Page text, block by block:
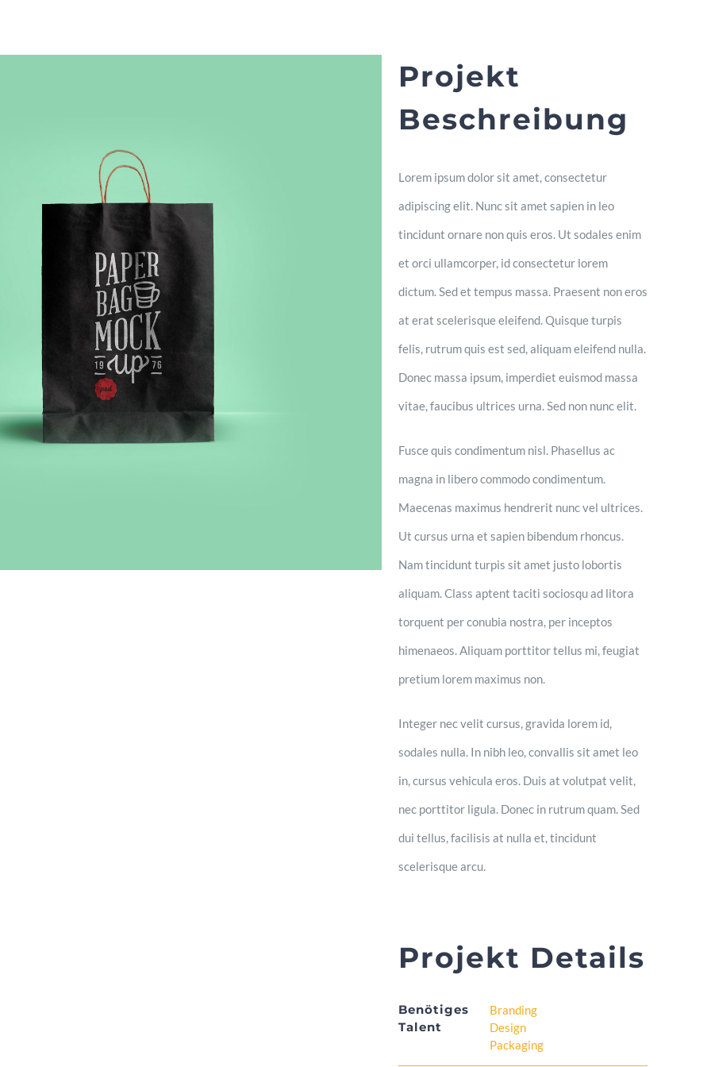
Projekt
Beschreibung
Lorem ipsum dolor sit amet, consectetur
adipiscing elit. Nunc sit amet sapien in leo
tincidunt ornare non quis eros. Ut sodales enim
et orci ullamcorper, id consectetur lorem
dictum. Sed et tempus massa. Praesent non eros
at erat scelerisque eleifend. Quisque turpis
felis, rutrum quis est sed, aliquam eleifend nulla.
Donec massa ipsum, imperdiet euismod massa
vitae, faucibus ultrices urna. Sed non nunc elit.
Fusce quis condimentum nisl. Phasellus ac
magna in libero commodo condimentum.
Maecenas maximus hendrerit nunc vel ultrices.
Ut cursus urna et sapien bibendum rhoncus.
Nam tincidunt turpis sit amet justo lobortis
aliquam. Class aptent taciti sociosqu ad litora
torquent per conubia nostra, per inceptos
himenaeos. Aliquam porttitor tellus mi, feugiat
pretium lorem maximus non.
Integer nec velit cursus, gravida lorem id,
sodales nulla. In nibh leo, convallis sit amet leo
in, cursus vehicula eros. Duis at volutpat velit,
nec porttitor ligula. Donec in rutrum quam. Sed
dui tellus, facilisis at nulla et, tincidunt
scelerisque arcu.
Projekt Details
Benötiges
Talent
Branding
Design
Packaging